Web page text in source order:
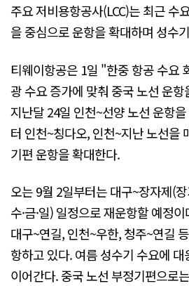
주요 저비용항공사(LCC)는 최근 수
을 중심으로 운항을 확대하며 성수
티웨이항공은 1일 "한중 항공 수요
광 수요 증가에 맞춰 중국 노선 운
지난달 24일 인천~선양 노선 운항
터 인천~칭다오, 인천~지난 노선을
기편 운항을 확대한다.
오는 9월 2일부터는 대구~장자제(
수·금·일) 일정으로 재운항할 예정
대구~연길, 인천~우한, 청주~연길
항하고 있다. 여름 성수기 수요에
이어간다. 중국 노선 부정기편으로